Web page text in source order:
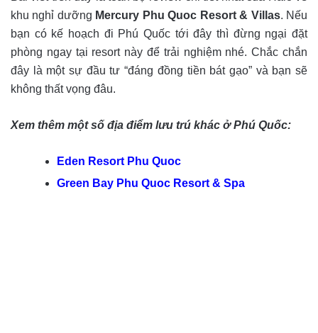
khu nghỉ dưỡng Mercury Phu Quoc Resort & Villas. Nếu
bạn có kế hoạch đi Phú Quốc tới đây thì đừng ngại đặt
phòng ngay tại resort này để trải nghiệm nhé. Chắc chắn
đây là một sự đầu tư “đáng đồng tiền bát gạo” và bạn sẽ
không thất vọng đâu.
Xem thêm một số địa điểm lưu trú khác ở Phú Quốc:
Eden Resort Phu Quoc
Green Bay Phu Quoc Resort & Spa